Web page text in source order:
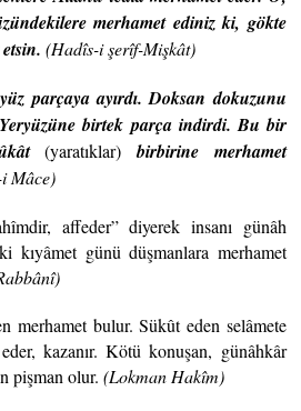
merhamet ediniz ki, gökte
etsin.(Hadîs-i şerîf-Mişkât)
parçaya ayırdı. Doksan dokuzunu
birtek parça indirdi. Bu bir
(yaratıklar) birbirine merhamet
Mâce)
affeder” diyerek insanı günâh
kıyâmet günü düşmanlara merhamet
merhamet bulur. Sükût eden selâmete
kazanır. Kötü konuşan, günâhkâr
pişman olur.(Lokman Hakîm)